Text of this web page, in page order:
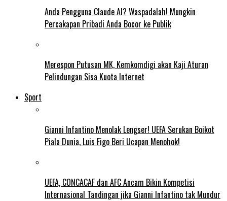
Anda Pengguna Claude AI? Waspadalah! Mungkin
Percakapan Pribadi Anda Bocor ke Publik
Merespon Putusan MK, Kemkomdigi akan Kaji Aturan
Pelindungan Sisa Kuota Internet
Sport
Gianni Infantino Menolak Lengser! UEFA Serukan Boikot
Piala Dunia, Luis Figo Beri Ucapan Menohok!
UEFA, CONCACAF dan AFC Ancam Bikin Kompetisi
Internasional Tandingan jika Gianni Infantino tak Mundur